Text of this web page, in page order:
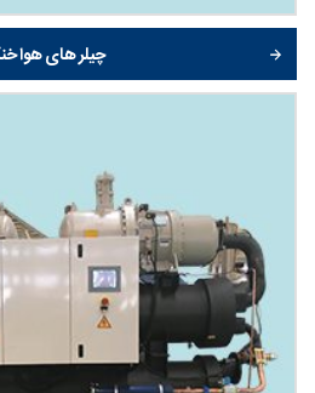
چیلر های هوا